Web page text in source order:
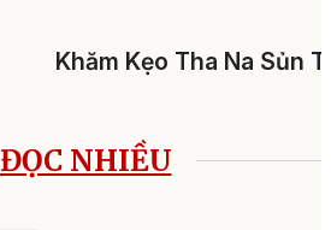
Khăm Kẹo Tha Na Sủn
ĐỌC NHIỀU